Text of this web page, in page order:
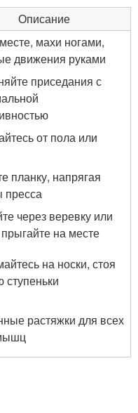
Описание
махи ногами,
движения руками
приседания с
от пола или
планку, напрягая
через веревку или
на месте
на носки, стоя
ступеньки
растяжки для всех